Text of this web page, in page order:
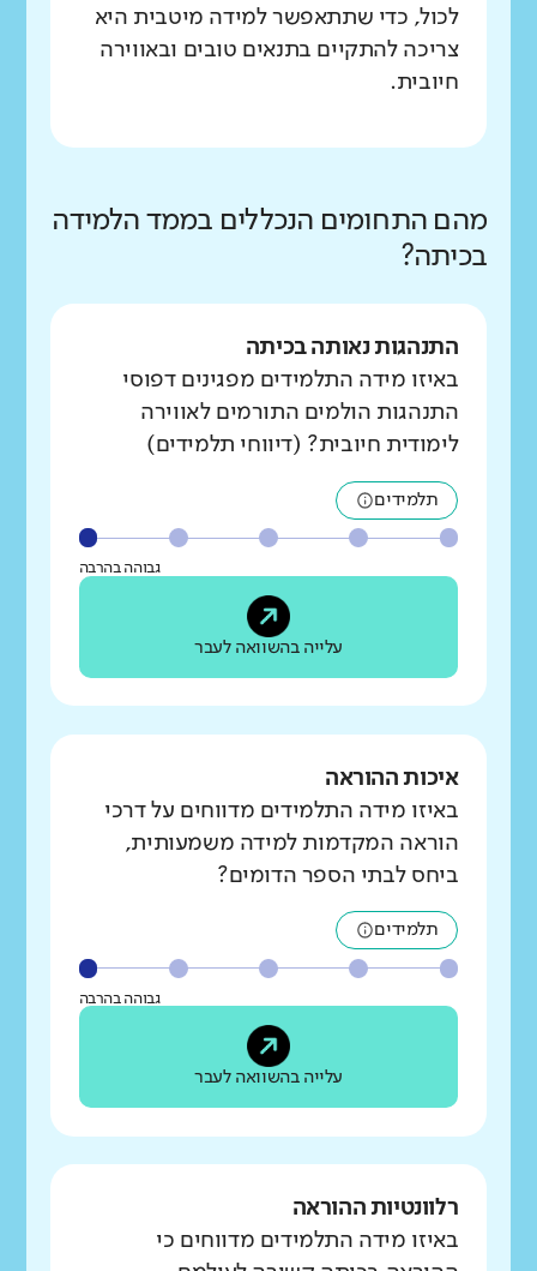
לכול, כדי שתתאפשר למידה מיטבית היא
צריכה להתקיים בתנאים טובים ובאווירה
חיובית.
מהם התחומים הנכללים בממד הלמידה
בכיתה?
התנהגות נאותה בכיתה
באיזו מידה התלמידים מפגינים דפוסי
התנהגות הולמים התורמים לאווירה
לימודית חיובית? (דיווחי תלמידים)
תלמידים
גבוהה בהרבה
עלייה בהשוואה לעבר
איכות ההוראה
באיזו מידה התלמידים מדווחים על דרכי
הוראה המקדמות למידה משמעותית,
ביחס לבתי הספר הדומים?
תלמידים
גבוהה בהרבה
עלייה בהשוואה לעבר
רלוונטיות ההוראה
באיזו מידה התלמידים מדווחים כי